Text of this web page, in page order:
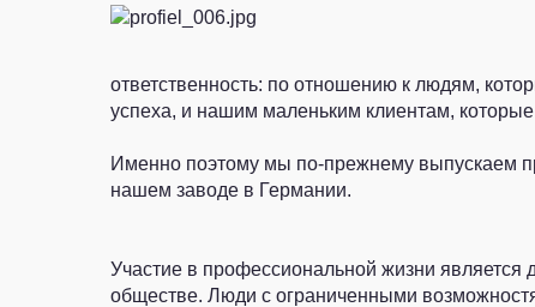
ответственность: по отношению к людям,
успеха, и нашим маленьким клиентам,
Именно поэтому мы по-прежнему выпускаем
нашем заводе в Германии.
Участие в профессиональной жизни
обществе. Люди с ограниченными